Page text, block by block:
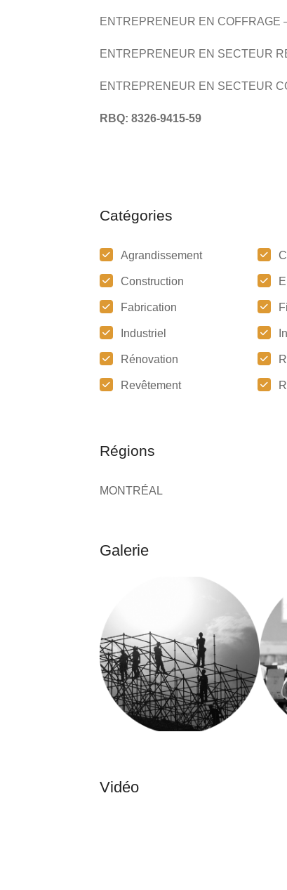
ENTREPRENEUR EN COFFRAGE
ENTREPRENEUR EN SECTEUR
ENTREPRENEUR EN SECTEUR
RBQ: 8326-9415-59
Catégories
Agrandissement
Construction
Fabrication
Industriel
Rénovation
Revêtement
Régions
MONTRÉAL